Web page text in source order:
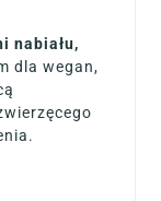
nabiału,
dla wegan,